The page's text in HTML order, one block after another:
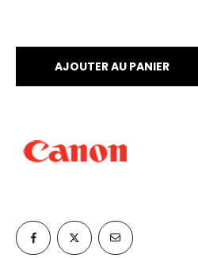
AJOUTER AU PANIER